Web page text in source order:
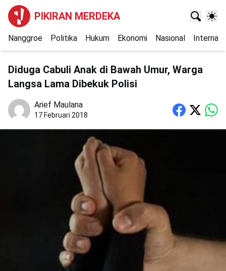
PIKIRAN MERDEKA
Nanggroe Politika Hukum Ekonomi Nasional
Diduga Cabuli Anak di Bawah Umur, Warga
Langsa Lama Dibekuk Polisi
Arief Maulana
17 Februari 2018